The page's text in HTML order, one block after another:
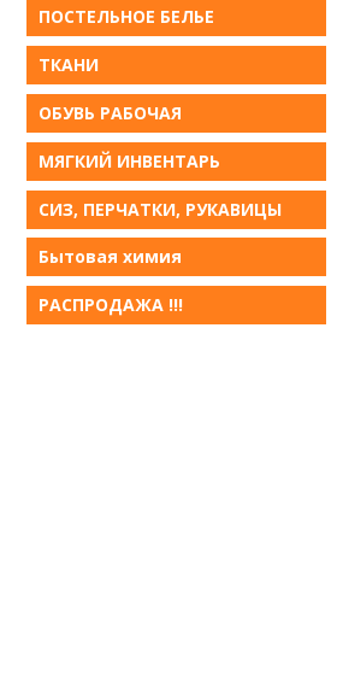
ПОСТЕЛЬНОЕ БЕЛЬE
ТКАНИ
ОБУВЬ РАБОЧАЯ
МЯГКИЙ ИНВЕНТАРЬ
СИЗ, ПЕРЧАТКИ, РУКАВИЦЫ
Бытовая химия
РАСПРОДАЖА !!!